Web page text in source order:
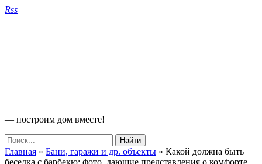
Rss
— построим дом вместе!
Главная » Бани, гаражи и др. объекты » Какой должна быть
беседка с барбекю: фото, дающие представления о комфорте